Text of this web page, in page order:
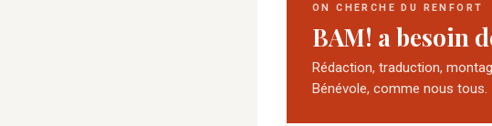
ON CHERCHE DU RENFORT
BAM! a besoin
Rédaction, traduction,
Bénévole, comme nous tous.